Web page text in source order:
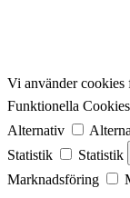
Vi använder cookies
Funktionella Cookies
Alternativ
Statistik
Statistik
Marknadsföring